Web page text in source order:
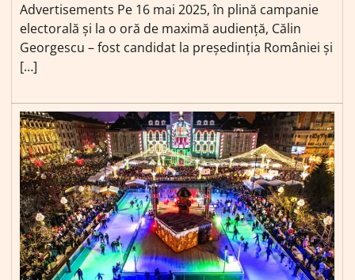
Advertisements Pe 16 mai 2025, în plină campanie
electorală și la o oră de maximă audiență, Călin
Georgescu – fost candidat la președinția României și
[…]